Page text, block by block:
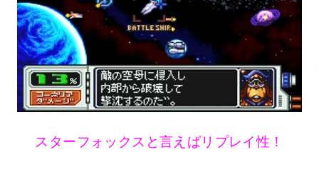
スターフォックスと言えばリプレイ性！